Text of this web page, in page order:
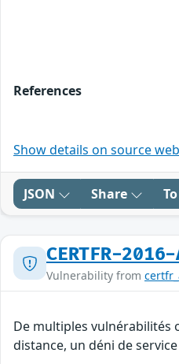
References
Show details on source
JSON Share
CERTFR-
Vulnerability from
De multiples vulnérabilités
distance, un déni de